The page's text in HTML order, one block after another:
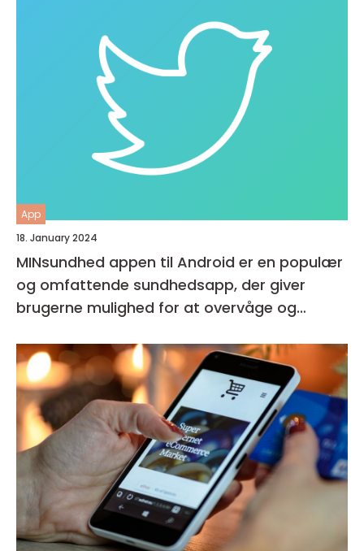
App
18. January 2024
MINsundhed appen til Android er en populær
og omfattende sundhedsapp, der giver
brugerne mulighed for at overvåge og